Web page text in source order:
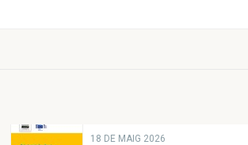
18 DE MAIG 2026